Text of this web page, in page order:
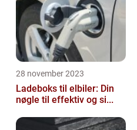
28 november 2023
Ladeboks til elbiler: Din
nøgle til effektiv og si...